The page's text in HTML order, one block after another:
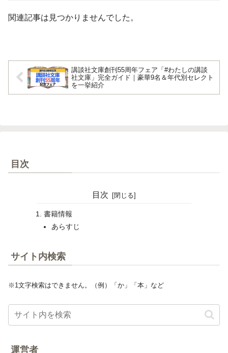
関連記事は見つかりませんでした。
講談社文庫創刊55周年フェア「#わたしの講談
社文庫」完全ガイド｜豪華9名＆年代別セレクト
を一挙紹介
目次
目次
書籍情報
あらすじ
サイト内検索
※1文字検索はできません。（例）「か」「本」など
運営者